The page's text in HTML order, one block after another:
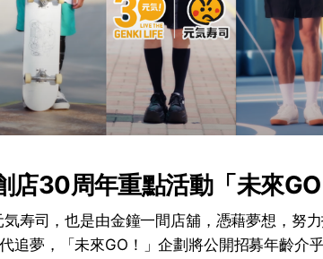
店30周年重點活動「未來GO
寿司，也是由金鐘一間店舖，憑藉夢想，努
追夢，「未來GO！」企劃將公開招募年齡介